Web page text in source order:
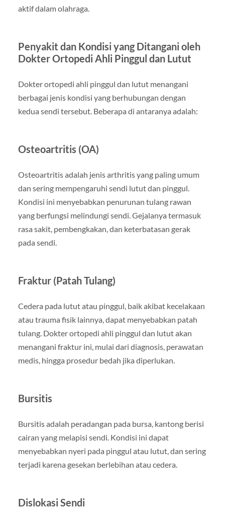
aktif dalam olahraga.
Penyakit dan Kondisi yang Ditangani oleh
Dokter Ortopedi Ahli Pinggul dan Lutut
Dokter ortopedi ahli pinggul dan lutut menangani
berbagai jenis kondisi yang berhubungan dengan
kedua sendi tersebut. Beberapa di antaranya adalah:
Osteoartritis (OA)
Osteoartritis adalah jenis arthritis yang paling umum
dan sering mempengaruhi sendi lutut dan pinggul.
Kondisi ini menyebabkan penurunan tulang rawan
yang berfungsi melindungi sendi. Gejalanya termasuk
rasa sakit, pembengkakan, dan keterbatasan gerak
pada sendi.
Fraktur (Patah Tulang)
Cedera pada lutut atau pinggul, baik akibat kecelakaan
atau trauma fisik lainnya, dapat menyebabkan patah
tulang. Dokter ortopedi ahli pinggul dan lutut akan
menangani fraktur ini, mulai dari diagnosis, perawatan
medis, hingga prosedur bedah jika diperlukan.
Bursitis
Bursitis adalah peradangan pada bursa, kantong berisi
cairan yang melapisi sendi. Kondisi ini dapat
menyebabkan nyeri pada pinggul atau lutut, dan sering
terjadi karena gesekan berlebihan atau cedera.
Dislokasi Sendi